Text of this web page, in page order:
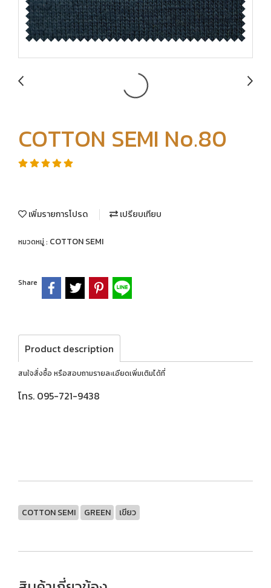
COTTON SEMI No.80
เพิ่มรายการโปรด เปรียบเทียบ
หมวดหมู่ : COTTON SEMI
Share
Product description
สนใจสั่งซื้อ หรือสอบถามรายละเอียดเพิ่มเติมได้ที่
โทร. 095-721-9438
COTTON SEMI GREEN เขียว